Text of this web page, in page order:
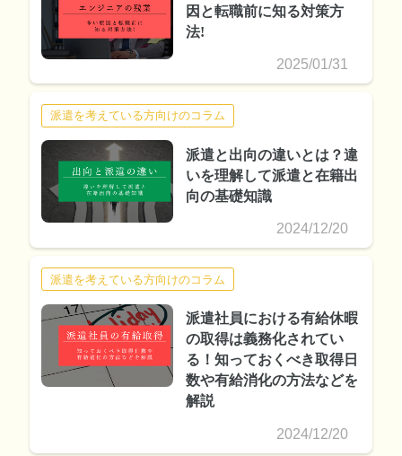
因と転職前に知る対策方
法!
2025/01/31
派遣を考えている方向けのコラム
派遣と出向の違いとは？違
いを理解して派遣と在籍出
向の基礎知識
2024/12/20
派遣を考えている方向けのコラム
派遣社員における有給休暇
の取得は義務化されてい
る！知っておくべき取得日
数や有給消化の方法などを
解説
2024/12/20